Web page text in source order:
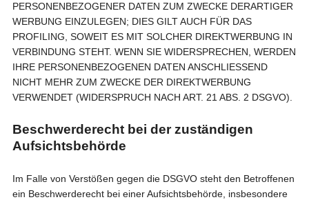
PERSONENBEZOGENER DATEN ZUM ZWECKE DERARTIGER
WERBUNG EINZULEGEN; DIES GILT AUCH FÜR DAS
PROFILING, SOWEIT ES MIT SOLCHER DIREKTWERBUNG IN
VERBINDUNG STEHT. WENN SIE WIDERSPRECHEN, WERDEN
IHRE PERSONENBEZOGENEN DATEN ANSCHLIESSEND
NICHT MEHR ZUM ZWECKE DER DIREKTWERBUNG
VERWENDET (WIDERSPRUCH NACH ART. 21 ABS. 2 DSGVO).
Beschwerde­recht bei der zuständigen
Aufsichts­behörde
Im Falle von Verstößen gegen die DSGVO steht den Betroffenen
ein Beschwerderecht bei einer Aufsichtsbehörde, insbesondere